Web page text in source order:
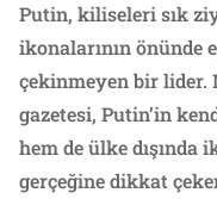
Putin, kiliseleri sık
ikonalarının önünde
çekinmeyen bir
gazetesi, Putin’in
hem de ülke dışında
gerçeğine dikkat